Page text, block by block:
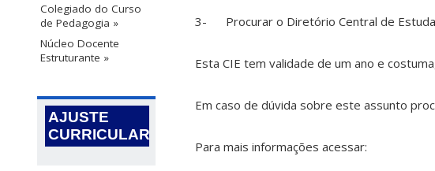
Colegiado do Curso
de Pedagogia »
Núcleo Docente
Estruturante »
AJUSTE
CURRICULAR
3- Procurar o Diretório Central de
Esta CIE tem validade de um ano e
Em caso de dúvida sobre este assunto
Para mais informações acessar: